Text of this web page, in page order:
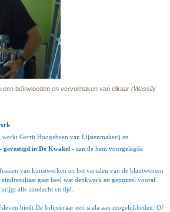
een beïnvloeden en vervolmaken van elkaar (Wassily
Gerrit Hoogebeen van Lijstenmakerij en
gevestigd in De Kwakel - aan de hem voorgelegde
van kunstwerken en het vertalen van de klantwensen
gaat heel wat denkwerk en gepuzzel vooraf.
alle aandacht en tijd.
biedt De Inlijsteraar een scala aan mogelijkheden. Of